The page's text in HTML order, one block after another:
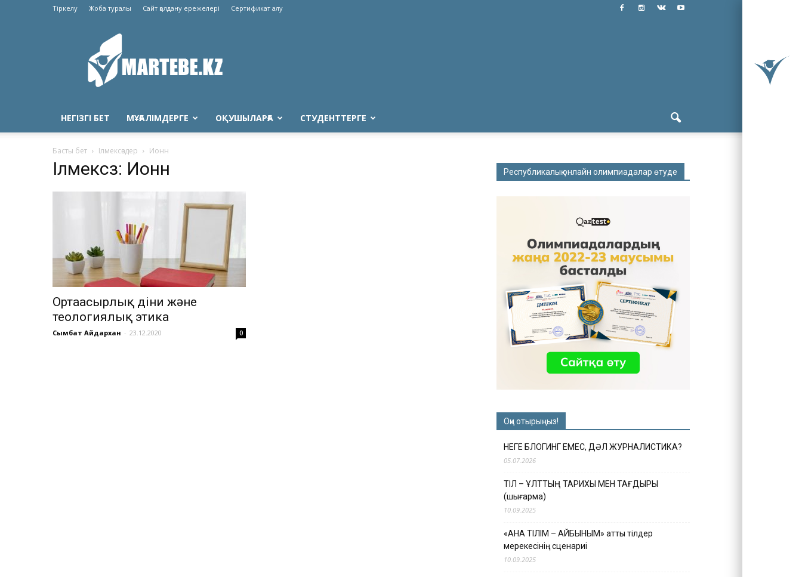
Тіркелу Жоба туралы Сайт қолдану ережелері Сертификат алу
Martebe.kz
білім
сайты
НЕГІЗГІ БЕТ МҰҒАЛІМДЕРГЕ ОҚУШЫЛАРҒА СТУДЕНТТЕРГЕ
Басты бет Ілмексөздер Ионн
Ілмексөз: Ионн
Ортағасырлық діни және
теологиялық этика
Сымбат Айдархан - 23.12.2020 0
Республикалық онлайн олимпиадалар өтуде
Оқи отырыңыз!
НЕГЕ БЛОГИНГ ЕМЕС, ДӘЛ ЖУРНАЛИСТИКА?
05.07.2026
ТІЛ – ҰЛТТЫҢ ТАРИХЫ МЕН ТАҒДЫРЫ
(шығарма)
10.09.2025
«АНА ТІЛІМ – АЙБЫНЫМ» атты тілдер
мерекесінің сценариі
10.09.2025